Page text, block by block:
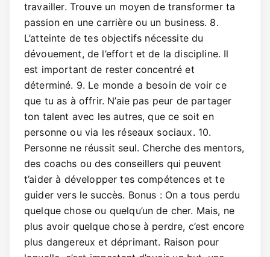
travailler. Trouve un moyen de transformer ta
passion en une carrière ou un business. 8.
L’atteinte de tes objectifs nécessite du
dévouement, de l’effort et de la discipline. Il
est important de rester concentré et
déterminé. 9. Le monde a besoin de voir ce
que tu as à offrir. N’aie pas peur de partager
ton talent avec les autres, que ce soit en
personne ou via les réseaux sociaux. 10.
Personne ne réussit seul. Cherche des mentors,
des coachs ou des conseillers qui peuvent
t’aider à développer tes compétences et te
guider vers le succès. Bonus : On a tous perdu
quelque chose ou quelqu’un de cher. Mais, ne
plus avoir quelque chose à perdre, c’est encore
plus dangereux et déprimant. Raison pour